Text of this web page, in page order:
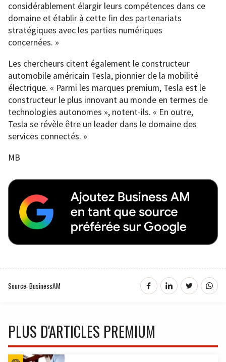
considérablement élargir leurs compétences dans ce
domaine et établir à cette fin des partenariats
stratégiques avec les parties numériques
concernées. »
Les chercheurs citent également le constructeur
automobile américain Tesla, pionnier de la mobilité
électrique. « Parmi les marques premium, Tesla est le
constructeur le plus innovant au monde en termes de
technologies autonomes », notent-ils. « En outre,
Tesla se révèle être un leader dans le domaine des
services connectés. »
MB
Source: BusinessAM
PLUS D'ARTICLES PREMIUM